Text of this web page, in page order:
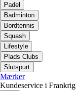
Padel
Badminton
Bordtennis
Squash
Lifestyle
Plads Clubs
Slutspurt
Mærker
Kundeservice i Frankrig